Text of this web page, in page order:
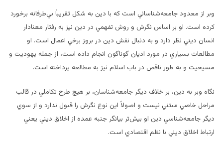
وبر از معدود جامعه‌شناساني است كه با دين به شكل تقريباً بي‌طرفانه برخورد
كرده است. او بر اساس نگرش و روش تفهمي در دين نيز به رفتار معنادار
انسان ديني نظر دارد و به دنبال نقش دين در بروز برخي اعمال است. او
مطالعات بسياري در مورد اديان گوناگون انجام داده است، از جمله يهوديت و
مسيحيت و به طور ناقص در باب اسلام نيز به مطالعه پرداخته است.
نگاه وبر به دين، بر خلاف ديگر جامعه‌شناسان، بر هيچ طرح تكاملي در قالب
مراحل خاصي مبتني نيست و اصولاً اين نوع نگرش را قبول ندارد و از سوي
ديگر جامعه‌شناسي دين او بيش‌تر بيانگر جنبه عمده از اخلاق ديني يعني
ارتباط اخلاق ديني با نظم اقتصادي است.